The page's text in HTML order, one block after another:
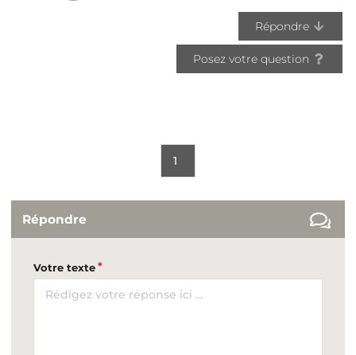
Répondre
Posez votre question
1
Répondre
Votre texte